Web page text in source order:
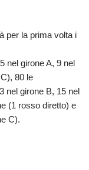
per la prima volta i
nel girone A, 9 nel
80 le
nel girone B, 15 nel
(1 rosso diretto) e
C).